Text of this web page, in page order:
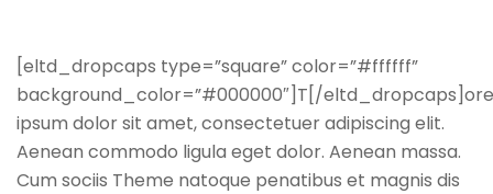
[eltd_dropcaps type=”square” color=”#ffffff”
background_color=”#000000″]T[/
ipsum dolor sit amet, consectetuer adipiscing elit.
Aenean commodo ligula eget dolor. Aenean massa.
Cum sociis Theme natoque penatibus et magnis dis